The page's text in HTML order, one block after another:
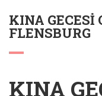
KINA GECESI
FLENSBURG
KINA